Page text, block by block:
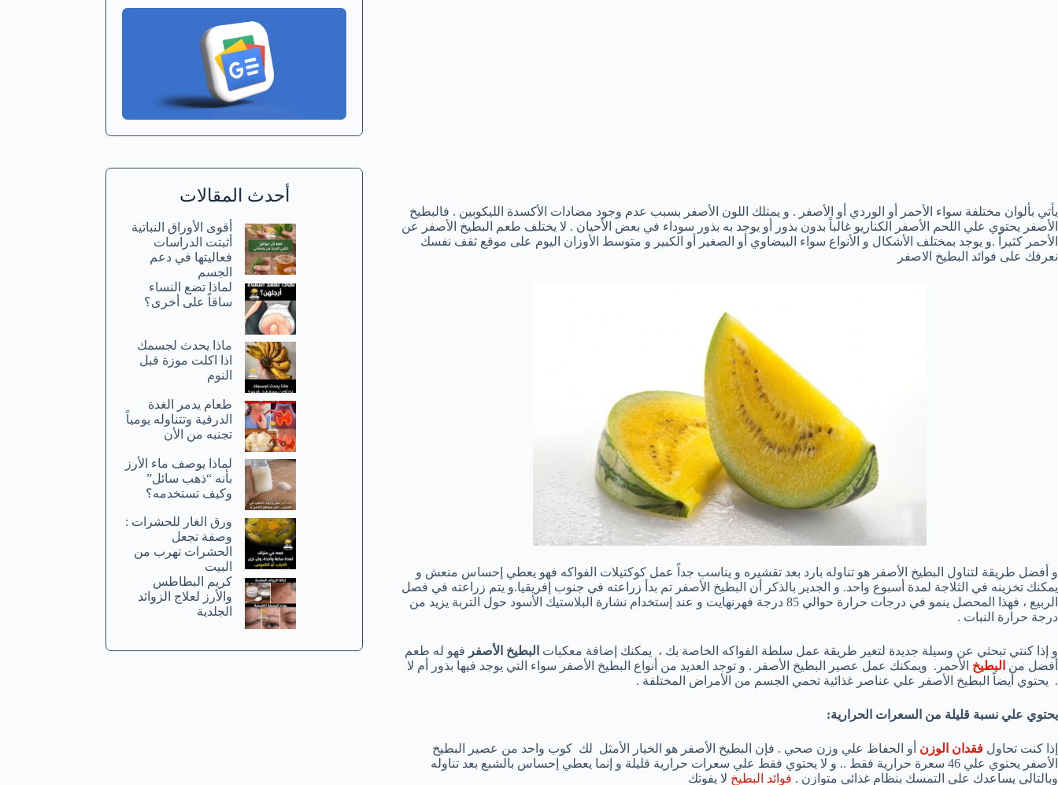
يأتي بألوان مختلفة سواء الأحمر أو الوردي أو الأصفر . و يمتلك اللون الأصفر بسبب عدم وجود مضادات الأكسدة الليكوبين . فالبطيخ
الأصفر يحتوي علي اللحم الأصفر الكناريو غالباً بدون بذور أو يوجد به بذور سوداء في بعض الأحيان . لا يختلف طعم البطيخ الأصفر عن
الأحمر كثيراً .و يوجد بمختلف الأشكال و الأنواع سواء البيضاوي أو الصغير أو الكبير و متوسط الأوزان اليوم على موقع ثقف نفسك
نعرفك على فوائد البطيخ الاصفر
و أفضل طريقة لتناول البطيخ الأصفر هو تناوله بارد بعد تقشيره و يناسب جداً عمل كوكتيلات الفواكه فهو يعطي إحساس منعش و
يمكنك تخزينه في الثلاجة لمدة أسبوع واحد. و الجدير بالذكر أن البطيخ الأصفر تم بدأ زراعته في جنوب إفريقيا.و يتم زراعته في فصل
الربيع ، فهذا المحصل ينمو في درجات حرارة حوالي 85 درجة فهرنهايت و عند إستخدام نشارة البلاستيك الأسود حول التربة يزيد من
درجة حرارة النبات .
و إذا كنتي تبحثي عن وسيلة جديدة لتغير طريقة عمل سلطة الفواكه الخاصة بك ، يمكنك إضافة معكبات البطيخ الأصفر فهو له طعم
أفضل من البطيخ الأحمر. ويمكنك عمل عصير البطيخ الأصفر . و توجد العديد من أنواع البطيخ الأصفر سواء التي يوجد فيها بذور أم لا
. يحتوي أيضاً البطيخ الأصفر علي عناصر غذائية تحمي الجسم من الأمراض المختلفة .
يحتوي علي نسبة قليلة من السعرات الحرارية:
إذا كنت تحاول فقدان الوزن أو الحفاظ علي وزن صحي . فإن البطيخ الأصفر هو الخيار الأمثل لك كوب واحد من عصير البطيخ
الأصفر يحتوي علي 46 سعرة حرارية فقط .. و لا يحتوي فقط علي سعرات حرارية قليلة و إنما يعطي إحساس بالشبع بعد تناوله
وبالتالي يساعدك علي التمسك بنظام غذائي متوازن . فوائد البطيخ لا يفوتك
أحدث المقالات
أقوى الأوراق النباتية
أثبتت الدراسات
فعاليتها في دعم
الجسم
لماذا تضع النساء
ساقاً على أخرى؟
ماذا يحدث لجسمك
اذا اكلت موزة قبل
النوم
طعام يدمر الغدة
الدرقية وتتناوله يومياً
تجنبه من الأن
لماذا يوصف ماء الأرز
بأنه “ذهب سائل”
وكيف تستخدمه؟
ورق الغار للحشرات :
وصفة تجعل
الحشرات تهرب من
البيت
كريم البطاطس
والأرز لعلاج الزوائد
الجلدية